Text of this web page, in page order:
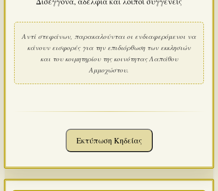
Αντί στεφάνων, παρακαλούνται οι ενδιαφερόμενοι να
κάνουν εισφορές για την επιδιόρθωση των εκκλησιών
και του κοιμητηρίου της κοινότητας Λαπάθου
Αμμοχώστου.
Εκτύπωση Κηδείας